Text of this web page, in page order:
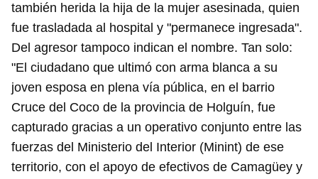
también herida la hija de la mujer asesinada, quien
fue trasladada al hospital y "permanece ingresada".
Del agresor tampoco indican el nombre. Tan solo:
"El ciudadano que ultimó con arma blanca a su
joven esposa en plena vía pública, en el barrio
Cruce del Coco de la provincia de Holguín, fue
capturado gracias a un operativo conjunto entre las
fuerzas del Ministerio del Interior (Minint) de ese
territorio, con el apoyo de efectivos de Camagüey y